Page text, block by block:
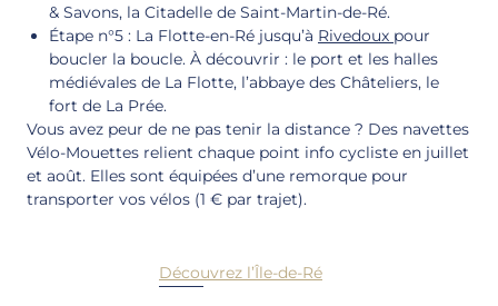
& Savons, la Citadelle de Saint-Martin-de-Ré.
Étape n°5 : La Flotte-en-Ré jusqu’à Rivedoux pour
boucler la boucle. À découvrir : le port et les halles
médiévales de La Flotte, l’abbaye des Châteliers, le
fort de La Prée.
Vous avez peur de ne pas tenir la distance ? Des navettes
Vélo-Mouettes relient chaque point info cycliste en juillet
et août. Elles sont équipées d’une remorque pour
transporter vos vélos (1 € par trajet).
Découvrez l’Île-de-Ré